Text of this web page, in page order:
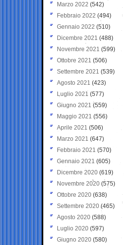
Marzo 2022 (542)
Febbraio 2022 (494)
Gennaio 2022 (510)
Dicembre 2021 (488)
Novembre 2021 (599)
Ottobre 2021 (506)
Settembre 2021 (539)
Agosto 2021 (423)
Luglio 2021 (577)
Giugno 2021(559)
Maggio 2021 (556)
Aprile 2021 (506)
Marzo 2021 (647)
Febbraio 2021 (570)
Gennaio 2021 (605)
Dicembre 2020 (619)
Novembre 2020 (575)
Ottobre 2020 (638)
Settembre 2020(465)
Agosto 2020 (588)
Luglio 2020 (597)
Giugno 2020 (580)